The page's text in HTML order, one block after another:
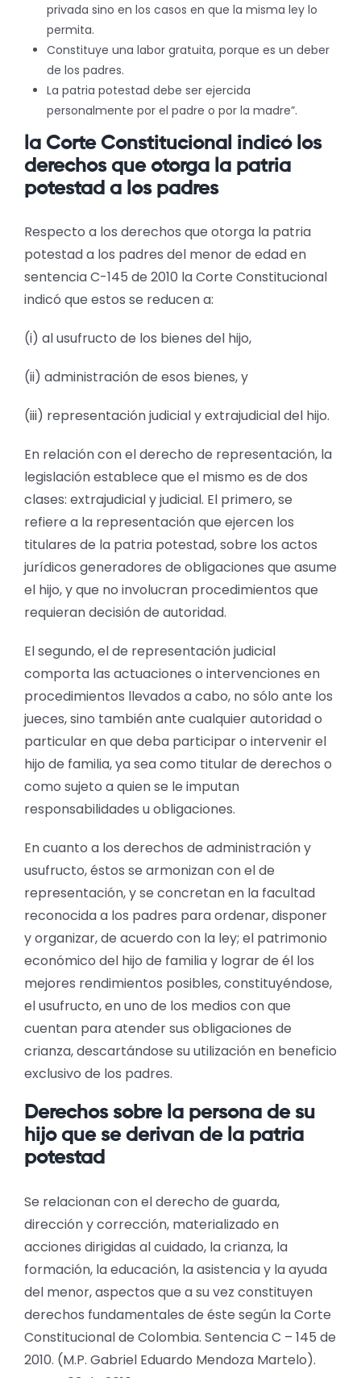
privada sino en los casos en que la misma ley lo
permita.
Constituye una labor gratuita, porque es un deber
de los padres.
La patria potestad debe ser ejercida
personalmente por el padre o por la madre”.
la Corte Constitucional indicó los
derechos que otorga la patria
potestad a los padres
Respecto a los derechos que otorga la patria
potestad a los padres del menor de edad en
sentencia C-145 de 2010 la Corte Constitucional
indicó que estos se reducen a:
(i) al usufructo de los bienes del hijo,
(ii) administración de esos bienes, y
(iii) representación judicial y extrajudicial del hijo.
En relación con el derecho de representación, la
legislación establece que el mismo es de dos
clases: extrajudicial y judicial. El primero, se
refiere a la representación que ejercen los
titulares de la patria potestad, sobre los actos
jurídicos generadores de obligaciones que asume
el hijo, y que no involucran procedimientos que
requieran decisión de autoridad.
El segundo, el de representación judicial
comporta las actuaciones o intervenciones en
procedimientos llevados a cabo, no sólo ante los
jueces, sino también ante cualquier autoridad o
particular en que deba participar o intervenir el
hijo de familia, ya sea como titular de derechos o
como sujeto a quien se le imputan
responsabilidades u obligaciones.
En cuanto a los derechos de administración y
usufructo, éstos se armonizan con el de
representación, y se concretan en la facultad
reconocida a los padres para ordenar, disponer
y organizar, de acuerdo con la ley; el patrimonio
económico del hijo de familia y lograr de él los
mejores rendimientos posibles, constituyéndose,
el usufructo, en uno de los medios con que
cuentan para atender sus obligaciones de
crianza, descartándose su utilización en beneficio
exclusivo de los padres.
Derechos sobre la persona de su
hijo que se derivan de la patria
potestad
Se relacionan con el derecho de guarda,
dirección y corrección, materializado en
acciones dirigidas al cuidado, la crianza, la
formación, la educación, la asistencia y la ayuda
del menor, aspectos que a su vez constituyen
derechos fundamentales de éste según la Corte
Constitucional de Colombia. Sentencia C – 145 de
2010. (M.P. Gabriel Eduardo Mendoza Martelo).